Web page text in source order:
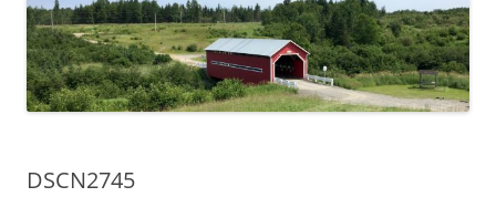
DSCN2745